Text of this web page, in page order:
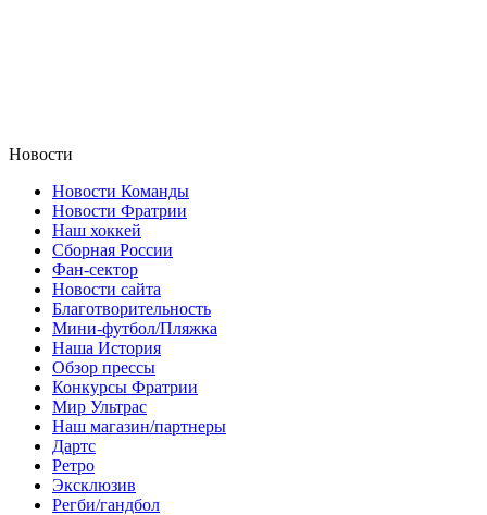
Новости
Новости Команды
Новости Фратрии
Наш хоккей
Сборная России
Фан-cектор
Новости сайта
Благотворительность
Мини-футбол/Пляжка
Наша История
Обзор прессы
Конкурсы Фратрии
Мир Ультрас
Наш магазин/партнеры
Дартс
Ретро
Эксклюзив
Регби/гандбол